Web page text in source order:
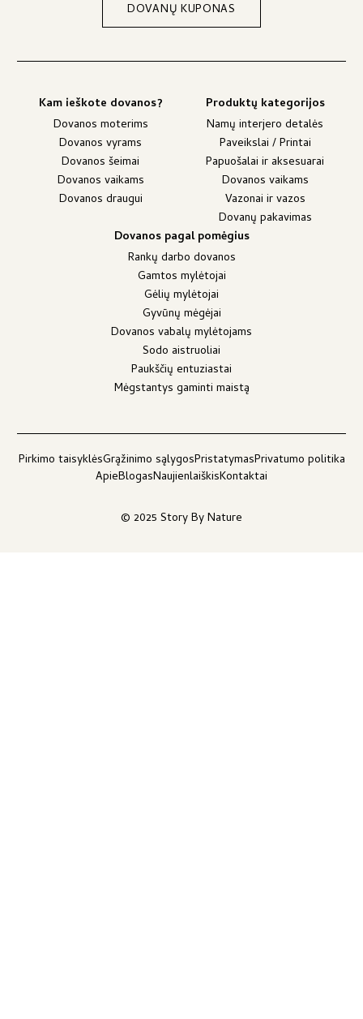
DOVANŲ KUPONAS
Kam ieškote dovanos?
Dovanos moterims
Dovanos vyrams
Dovanos šeimai
Dovanos vaikams
Dovanos draugui
Produktų kategorijos
Namų interjero detalės
Paveikslai / Printai
Papuošalai ir aksesuarai
Dovanos vaikams
Vazonai ir vazos
Dovanų pakavimas
Dovanos pagal pomėgius
Rankų darbo dovanos
Gamtos mylėtojai
Gėlių mylėtojai
Gyvūnų mėgėjai
Dovanos vabalų mylėtojams
Sodo aistruoliai
Paukščių entuziastai
Mėgstantys gaminti maistą
© 2025 Story By Nature
Pirkimo taisyklėsGrąžinimo sąlygosPristatymasPrivatumo politika
ApieBlogasNaujienlaiškisKontaktai